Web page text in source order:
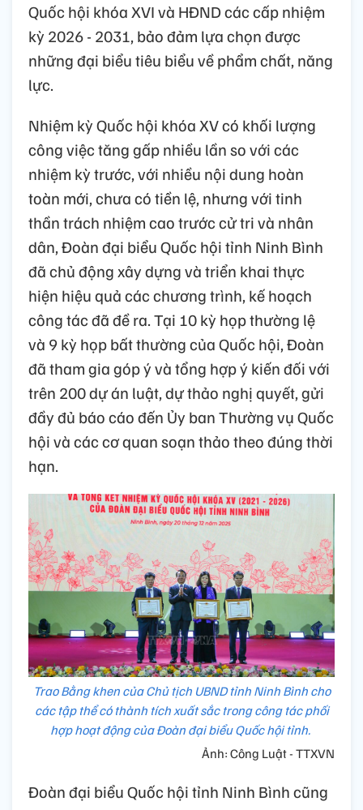
Quốc hội khóa XVI và HĐND các cấp nhiệm
kỳ 2026 - 2031, bảo đảm lựa chọn được
những đại biểu tiêu biểu về phẩm chất, năng
lực.
Nhiệm kỳ Quốc hội khóa XV có khối lượng
công việc tăng gấp nhiều lần so với các
nhiệm kỳ trước, với nhiều nội dung hoàn
toàn mới, chưa có tiền lệ, nhưng với tinh
thần trách nhiệm cao trước cử tri và nhân
dân, Đoàn đại biểu Quốc hội tỉnh Ninh Bình
đã chủ động xây dựng và triển khai thực
hiện hiệu quả các chương trình, kế hoạch
công tác đã đề ra. Tại 10 kỳ họp thường lệ
và 9 kỳ họp bất thường của Quốc hội, Đoàn
đã tham gia góp ý và tổng hợp ý kiến đối với
trên 200 dự án luật, dự thảo nghị quyết, gửi
đầy đủ báo cáo đến Ủy ban Thường vụ Quốc
hội và các cơ quan soạn thảo theo đúng thời
hạn.
Trao Bằng khen của Chủ tịch UBND tỉnh Ninh Bình cho
các tập thể có thành tích xuất sắc trong công tác phối
hợp hoạt động của Đoàn đại biểu Quốc hội tỉnh.
Ảnh: Công Luật - TTXVN
Đoàn đại biểu Quốc hội tỉnh Ninh Bình cũng